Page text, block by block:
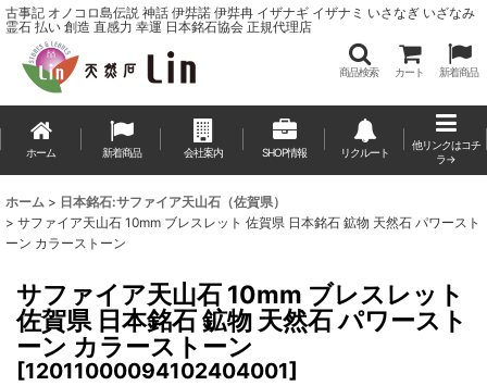
古事記 オノコロ島伝説 神話 伊弉諾 伊弉冉 イザナギ イザナミ いさなぎ いざなみ
霊石 払い 創造 直感力 幸運 日本銘石協会 正規代理店
商品検索 カート 新着商品
ホーム 新着商品 会社案内 SHOP情報 リクルート
他リンクはコチ
ラ→
ホーム > 日本銘石:サファイア天山石（佐賀県）
> サファイア天山石 10mm ブレスレット 佐賀県 日本銘石 鉱物 天然石 パワースト
ーン カラーストーン
サファイア天山石 10mm ブレスレット
佐賀県 日本銘石 鉱物 天然石 パワースト
ーン カラーストーン
[12011000094102404001]